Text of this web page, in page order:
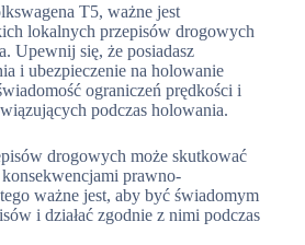
T5, ważne jest
lokalnych przepisów drogowych
Upewnij się, że posiadasz
i ubezpieczenie na holowanie
ograniczeń prędkości i
podczas holowania.
drogowych może skutkować
prawno-
ważne jest, aby być świadomym
i działać zgodnie z nimi podczas